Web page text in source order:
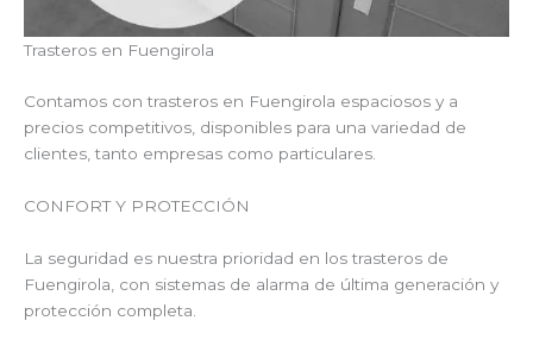
Trasteros en Fuengirola
Contamos con trasteros en Fuengirola espaciosos y a
precios competitivos, disponibles para una variedad de
clientes, tanto empresas como particulares.
CONFORT Y PROTECCIÓN
La seguridad es nuestra prioridad en los trasteros de
Fuengirola, con sistemas de alarma de última generación y
protección completa.